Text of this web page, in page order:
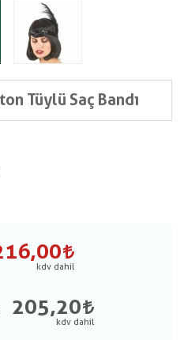
Tüylü Saç Bandı
205,20